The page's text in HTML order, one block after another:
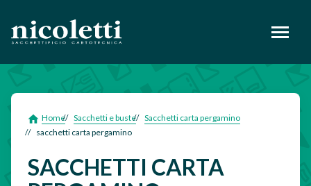
footer
Home Sacchetti e buste
Sacchetti carta pergamino
sacchetti carta pergamino
SACCHETTI CARTA